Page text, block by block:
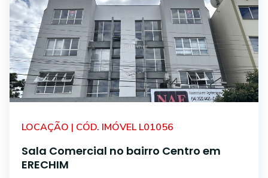
LOCAÇÃO | CÓD. IMÓVEL L01056
Sala Comercial no bairro Centro em
ERECHIM